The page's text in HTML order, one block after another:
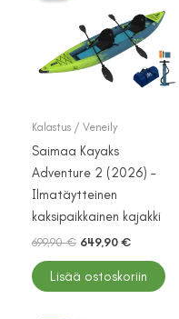
Kalastus / Veneily
Saimaa Kayaks
Adventure 2 (2026) –
Ilmatäytteinen
kaksipaikkainen kajakki
699,90€ Alkuperäinen
oli:
649,90 €Nykyinen
on:
649,90 €.
Lisää ostoskoriin